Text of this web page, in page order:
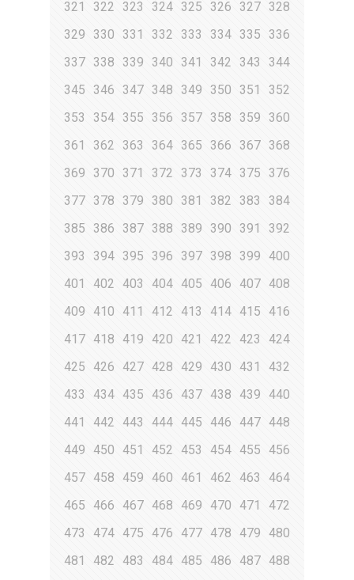
321 322 323 324 325 326 327 328
329
330 331 332 333 334 335
336
337 338 339 340 341 342 343
344
345
346 347 348 349 350 351
352
353
354 355 356 357 358 359 360
361
362 363 364 365 366 367 368
369
370 371 372 373 374 375 376
377 378 379 380 381 382 383
384
385
386 387 388 389 390 391
392
393
394 395 396 397 398 399
400
401
402 403 404 405 406 407 408
409
410 411 412 413 414 415
416
417 418 419 420 421 422 423
424
425
426 427 428 429 430 431
432
433
434 435 436 437 438 439
440
441
442 443 444 445 446 447 448
449
450 451 452 453 454 455
456
457 458 459 460 461 462 463
464
465
466 467 468 469 470 471
472
473
474 475 476 477 478 479
480
481
482 483 484 485 486 487 488